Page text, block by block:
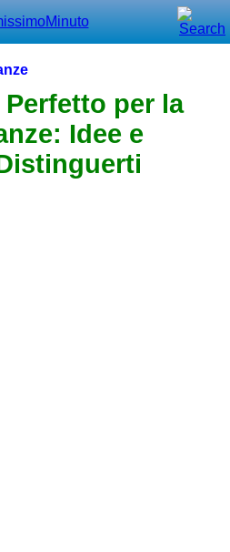
per la
Idee e